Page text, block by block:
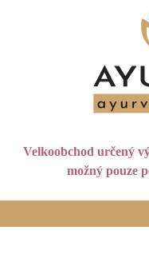
Velkoobchod určený
možný pouze